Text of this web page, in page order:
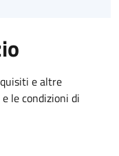
e altre
le condizioni di